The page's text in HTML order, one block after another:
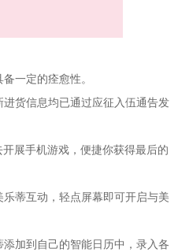
一定的痊愈性。
货信息均已通过应征入伍通告发
展手机游戏，便捷你获得最后的
蒂互动，轻点屏幕即可开启与美
加到自己的智能日历中，录入各